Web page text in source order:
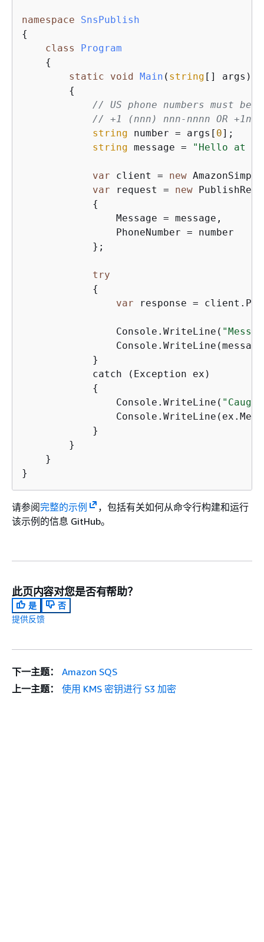
namespace
SnsPublish
{
class
Program
{
static
void Main ( string [] args )
{
// US phone numbers must
// +1 (nnn) nnn-nnnn OR
string number = args[ 0];
string message = "Hello at "
var client = new
var request = new
{
                Message = message,
                PhoneNumber = number
            };
try
{
var response =
                Console.WriteLine(
            }
            catch (Exception ex)
{
                Console.WriteLine(
            }
        }
    }
请参阅完整的示例
，包括有关如何从命令行构建和运行
该示例的信息 GitHub。
此页内容对您是否有帮助？
是
否
提供反馈
下一主题：
Amazon SQS
上一主题：
使用 KMS 密钥进行 S3 加密